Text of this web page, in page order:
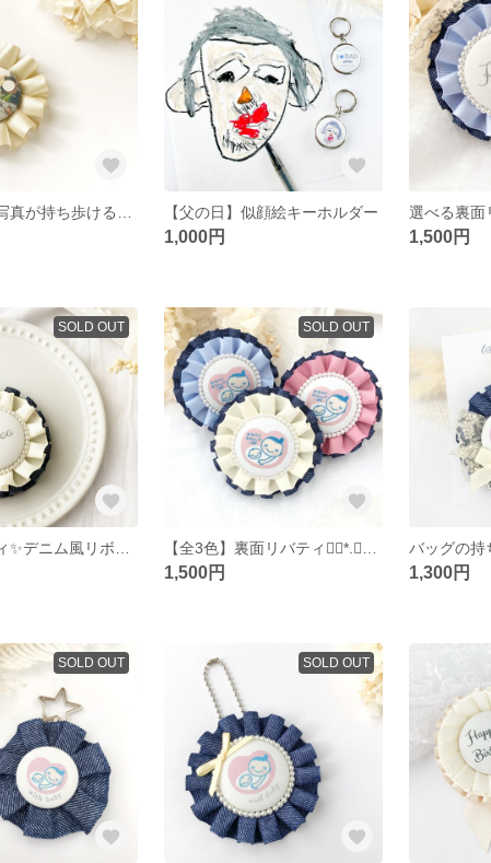
【父の日】似顔絵キーホルダー
1,000円 1,500円
SOLD OUT SOLD OUT
1,500円 1,300円
SOLD OUT SOLD OUT